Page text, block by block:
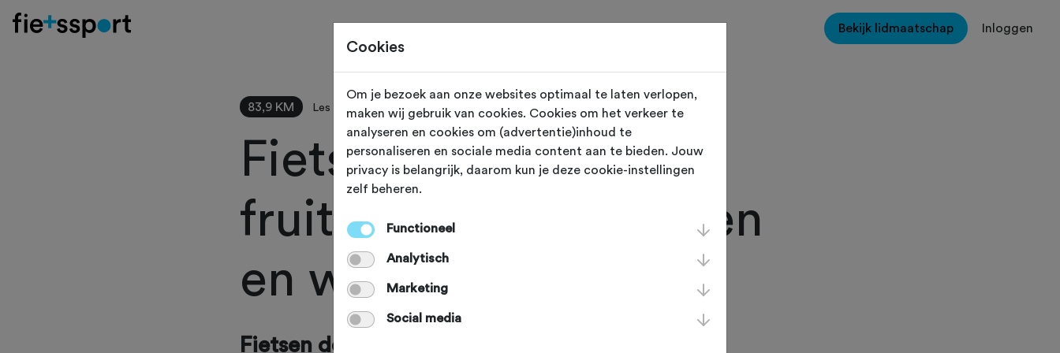
Bekijk lidmaatschap Inloggen
83,9 KM Les Borges Blanques (Buitenland)
Fietsen tussen
fruitbomen, olijfbomen
en wijngaard
Fietsen door Les Garrigues: tussen fruitbomen,
Cookies
Om je bezoek aan onze websites optimaal te laten verlopen,
maken wij gebruik van cookies. Cookies om het verkeer te
analyseren en cookies om (advertentie)inhoud te
personaliseren en sociale media content aan te bieden. Jouw
privacy is belangrijk, daarom kun je deze cookie-instellingen
zelf beheren.
Functioneel
Analytisch
Marketing
Social media